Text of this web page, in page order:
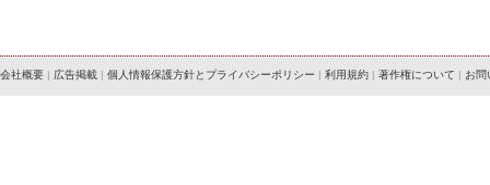
会社概要 | 広告掲載 | 個人情報保護方針とプライバシーポリシー | 利用規約 | 著作権について | お問